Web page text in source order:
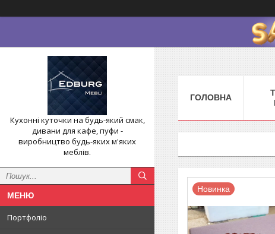
Кухонні куточки на будь-який смак,
дивани для кафе, пуфи -
виробництво будь-яких м'яких
меблів.
Портфоліо
ГОЛОВНА
Новинка